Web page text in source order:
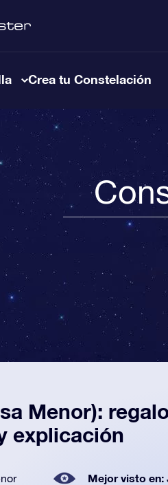
Crea tu Constelación
Menor):
explicación
Mejor visto en: